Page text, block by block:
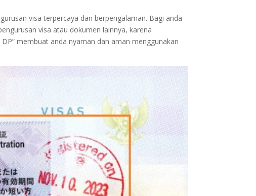
visa terpercaya dan berpengalaman. Bagi anda
visa atau dokumen lainnya, karena
membuat anda nyaman dan aman menggunakan